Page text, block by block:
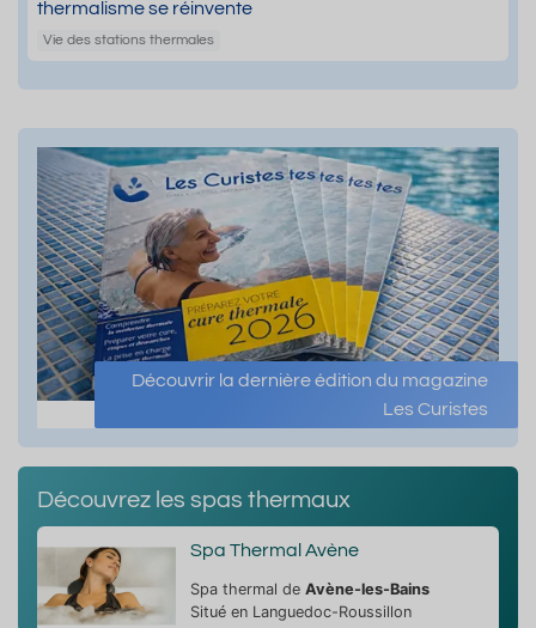
thermalisme se réinvente
Vie des stations thermales
Découvrir la dernière édition du magazine
Les Curistes
Découvrez les spas thermaux
Spa Thermal Avène
Spa thermal de Avène-les-Bains
Situé en Languedoc-Roussillon